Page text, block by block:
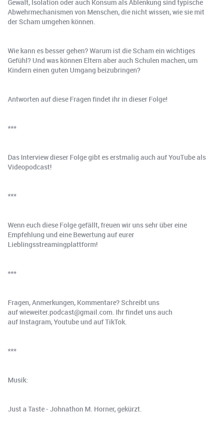
Gewalt, Isolation oder auch Konsum als Ablenkung sind typische
Abwehrmechanismen von Menschen, die nicht wissen, wie sie mit
der Scham umgehen können.
Wie kann es besser gehen? Warum ist die Scham ein wichtiges
Gefühl? Und was können Eltern aber auch Schulen machen, um
Kindern einen guten Umgang beizubringen?
Antworten auf diese Fragen findet ihr in dieser Folge!
***
Das Interview dieser Folge gibt es erstmalig auch auf YouTube als
Videopodcast!
***
Wenn euch diese Folge gefällt, freuen wir uns sehr über eine
Empfehlung und eine Bewertung auf eurer
Lieblingsstreamingplattform!
***
Fragen, Anmerkungen, Kommentare? Schreibt uns
auf ⁠wieweiter.podcast@gmail.com⁠. Ihr findet uns auch
auf ⁠Instagram⁠, ⁠Youtube⁠ und auf ⁠TikTok⁠.
***
Musik:
Just a Taste - Johnathon M. Horner, gekürzt.